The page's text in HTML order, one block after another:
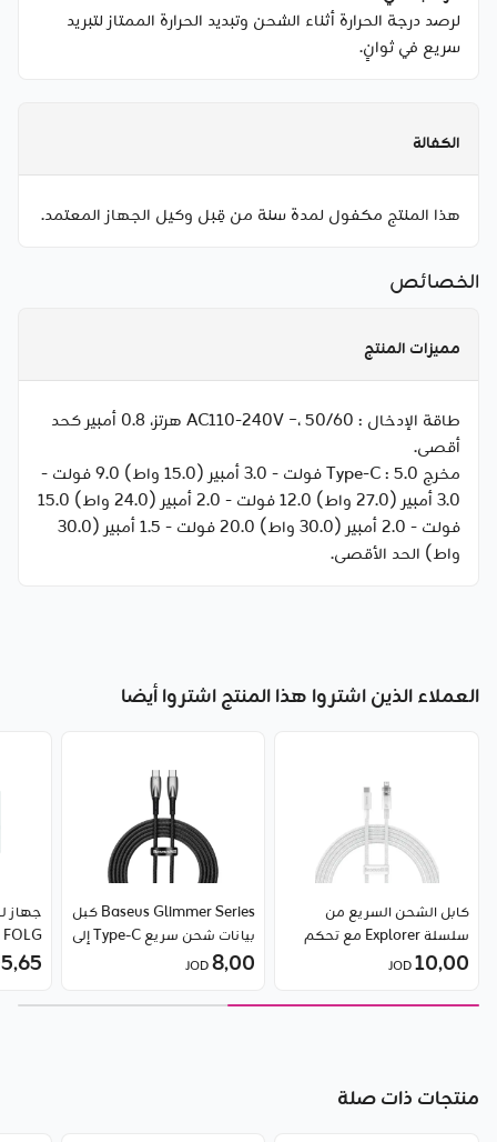
لرصد درجة الحرارة أثناء الشحن وتبديد الحرارة الممتاز لتبريد
سريع في ثوانٍ.
الكفالة
هذا المنتج مكفول لمدة سنة من قِبل وكيل الجهاز المعتمد.
الخصائص
مميزات المنتج
طاقة الإدخال :
AC110-240V ~، 50/60 هرتز، 0.8 أمبير كحد
أقصى.
مخرج Type-C :
5.0 فولت - 3.0 أمبير (15.0 واط) 9.0 فولت -
3.0 أمبير (27.0 واط) 12.0 فولت - 2.0 أمبير (24.0 واط) 15.0
فولت - 2.0 أمبير (30.0 واط) 20.0 فولت - 1.5 أمبير (30.0
واط) الحد الأقصى.
العملاء الذين اشتروا هذا المنتج اشتروا أيضا
كابل الشحن السريع من
سلسلة Explorer مع تحكم
ذكي في درجة الحرارة من نوع
واط من Baseus
10٫00
Baseus Glimmer Series كبل
بيانات شحن سريع Type-C إلى
Type-C بقوة 100 واط
8٫00JOD
FOLG
منتجات ذات صلة